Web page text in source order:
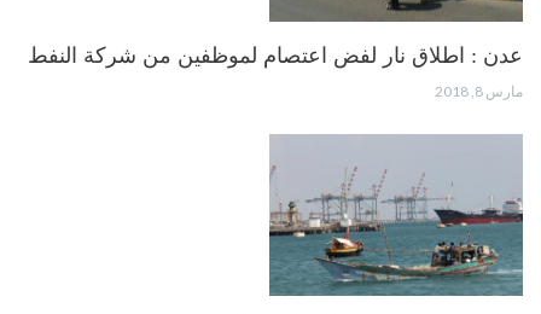
عدن : اطلاق نار لفض اعتصام لموظفين من شركة النفط
مارس 8, 2018